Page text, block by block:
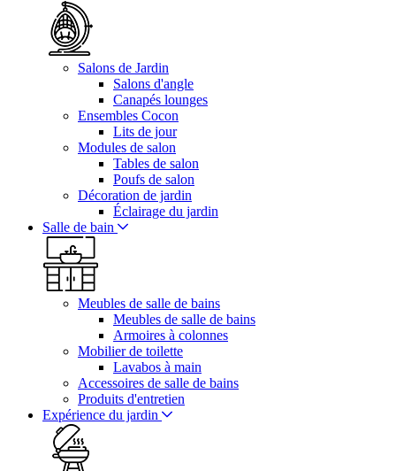
Salons de Jardin
Salons d'angle
Canapés lounges
Ensembles Cocon
Lits de jour
Modules de salon
Tables de salon
Poufs de salon
Décoration de jardin
Éclairage du jardin
Salle de bain
Meubles de salle de bains
Meubles de salle de bains
Armoires à colonnes
Mobilier de toilette
Lavabos à main
Accessoires de salle de bains
Produits d'entretien
Expérience du jardin